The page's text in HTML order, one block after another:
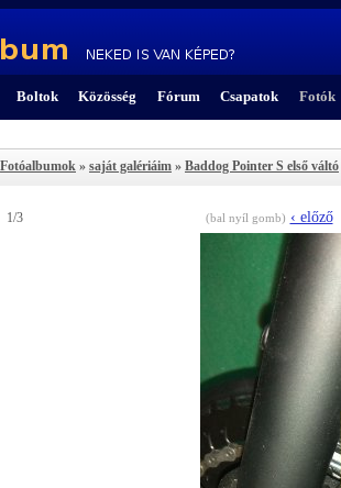
Boltok Közösség Fórum Csapatok Fotók
Fotóalbumok » saját galériáim » Baddog Pointer S első váltó
1/3 (bal nyíl gomb) ‹ előző